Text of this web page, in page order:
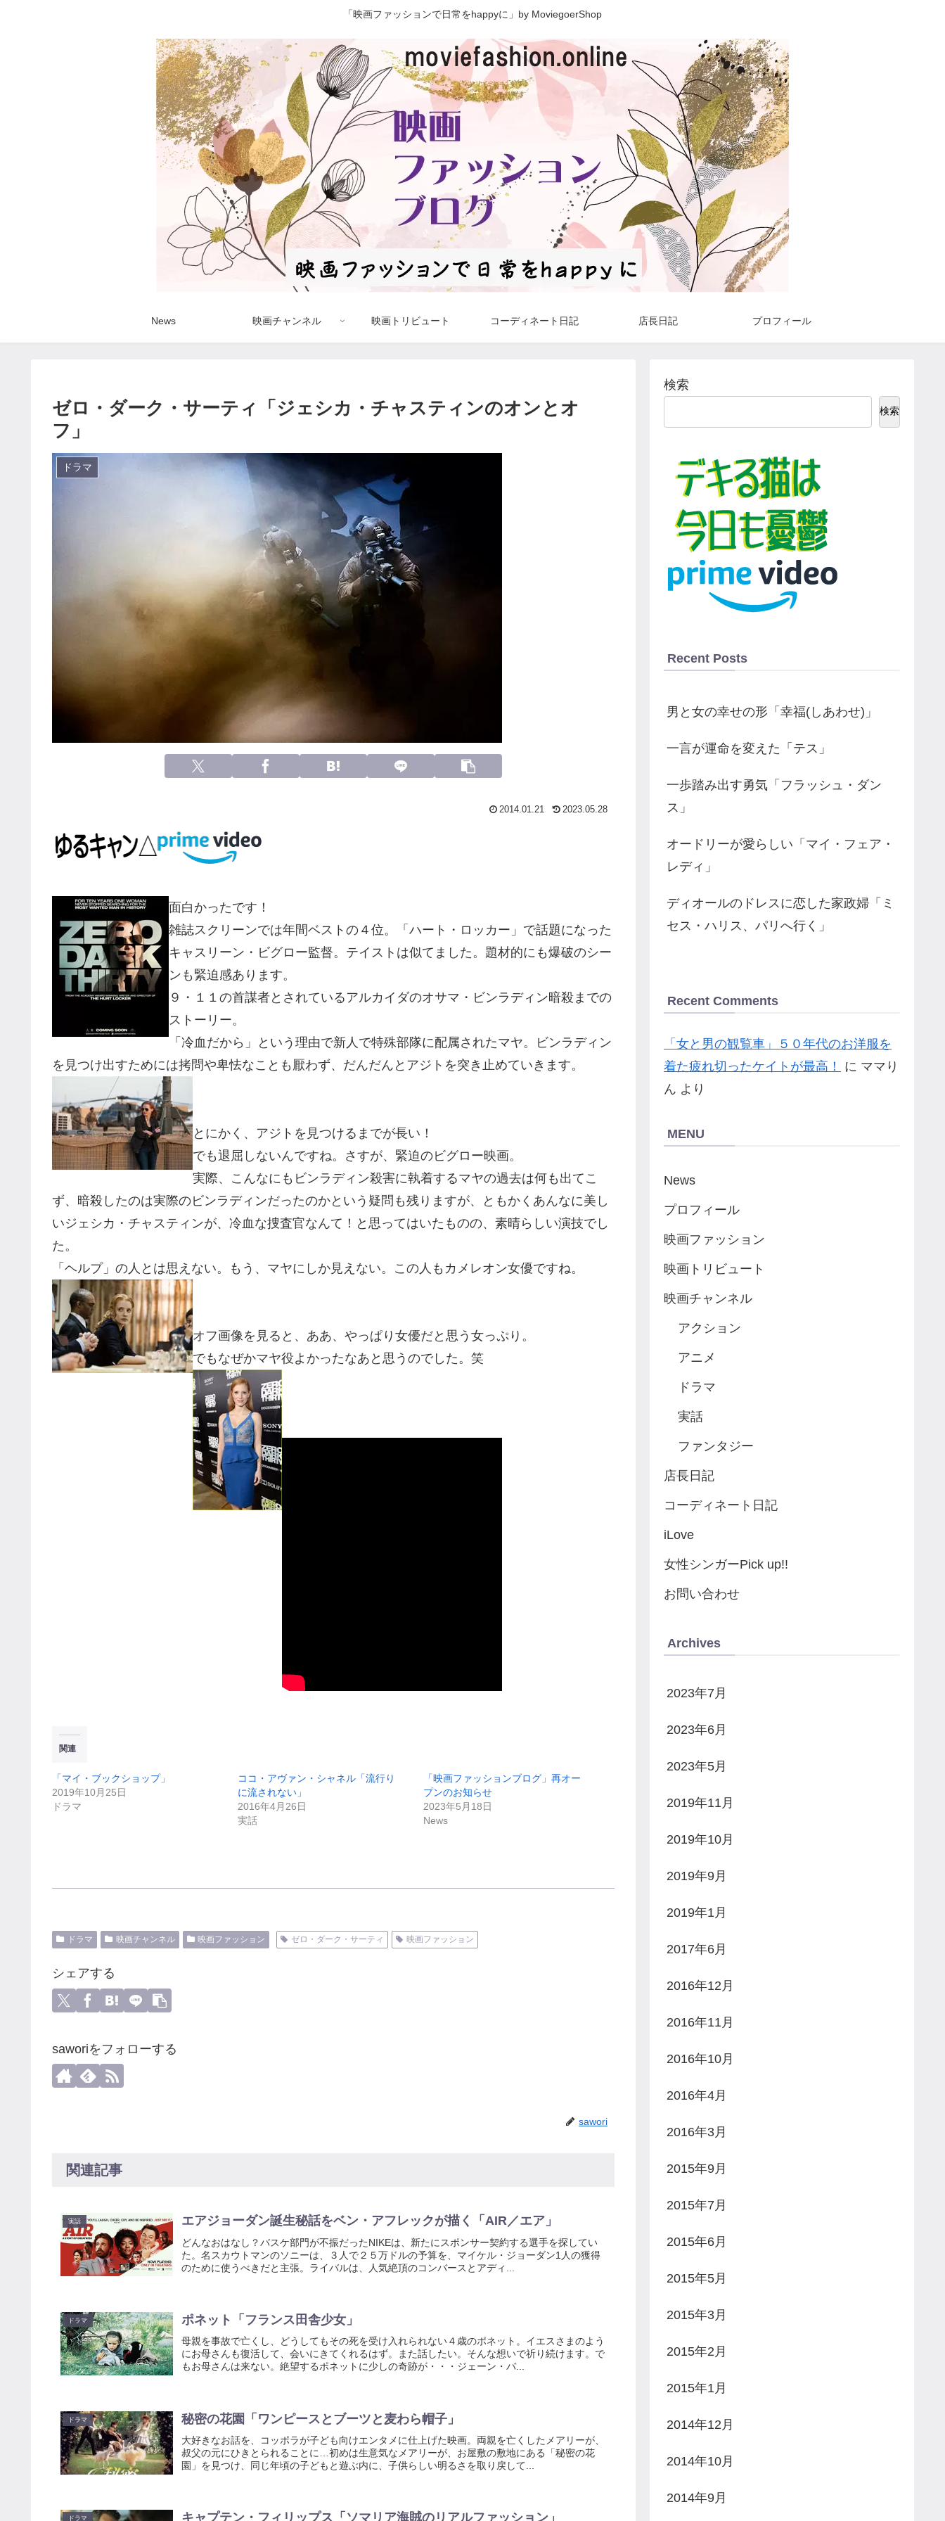
「映画ファッションで日常をhappyに」by MoviegoerShop
News 映画チャンネル 映画トリビュート コーディネート日記 店長日記 プロフィール
ゼロ・ダーク・サーティ「ジェシカ・チャスティンのオンとオ
フ」
ドラマ
2014.01.21 2023.05.28
面白かったです！
雑誌スクリーンでは年間ベストの４位。「ハート・ロッカー」で話題になった
キャスリーン・ビグロー監督。テイストは似てました。題材的にも爆破のシー
ンも緊迫感あります。
９・１１の首謀者とされているアルカイダのオサマ・ビンラディン暗殺までの
ストーリー。
「冷血だから」という理由で新人で特殊部隊に配属されたマヤ。ビンラディン
を見つけ出すためには拷問や卑怯なことも厭わず、だんだんとアジトを突き止めていきます。
とにかく、アジトを見つけるまでが長い！
でも退屈しないんですね。さすが、緊迫のビグロー映画。
実際、こんなにもビンラディン殺害に執着するマヤの過去は何も出てこ
ず、暗殺したのは実際のビンラディンだったのかという疑問も残りますが、ともかくあんなに美し
いジェシカ・チャスティンが、冷血な捜査官なんて！と思ってはいたものの、素晴らしい演技でし
た。
「ヘルプ」の人とは思えない。もう、マヤにしか見えない。この人もカメレオン女優ですね。
オフ画像を見ると、ああ、やっぱり女優だと思う女っぷり。
でもなぜかマヤ役よかったなあと思うのでした。笑
関連
「マイ・ブックショップ」
2019年10月25日
ドラマ
ココ・アヴァン・シャネル「流行り
に流されない」
2016年4月26日
実話
「映画ファッションブログ」再オー
プンのお知らせ
2023年5月18日
News
ドラマ 映画チャンネル 映画ファッション ゼロ・ダーク・サーティ 映画ファッション
シェアする
saworiをフォローする
sawori
関連記事
実話 エアジョーダン誕生秘話をベン・アフレックが描く「AIR／エア」
どんなおはなし？バスケ部門が不振だったNIKEは、新たにスポンサー契約する選手を探してい
た。名スカウトマンのソニーは、３人で２５万ドルの予算を、マイケル・ジョーダン1人の獲得
のために使うべきだと主張。ライバルは、人気絶頂のコンバースとアディ...
ドラマ ポネット「フランス田舎少女」
母親を事故で亡くし、どうしてもその死を受け入れられない４歳のポネット。イエスさまのよう
にお母さんも復活して、会いにきてくれるはず。また話したい。そんな想いで祈り続けます。で
もお母さんは来ない。絶望するポネットに少しの奇跡が・・・ジェーン・バ...
ドラマ 秘密の花園「ワンピースとブーツと麦わら帽子」
大好きなお話を、コッポラが子ども向けエンタメに仕上げた映画。両親を亡くしたメアリーが、
叔父の元にひきとられることに…初めは生意気なメアリーが、お屋敷の敷地にある「秘密の花
園」を見つけ、同じ年頃の子どもと遊ぶ内に、子供らしい明るさを取り戻して...
ドラマ キャプテン・フィリップス「ソマリア海賊のリアルファッション」
検索
検索
Recent Posts
男と女の幸せの形「幸福(しあわせ)」
一言が運命を変えた「テス」
一歩踏み出す勇気「フラッシュ・ダン
ス」
オードリーが愛らしい「マイ・フェア・
レディ」
ディオールのドレスに恋した家政婦「ミ
セス・ハリス、パリへ行く」
Recent Comments
「女と男の観覧車」５０年代のお洋服を
着た疲れ切ったケイトが最高！
に ママり
ん より
MENU
News
プロフィール
映画ファッション
映画トリビュート
映画チャンネル
アクション
アニメ
ドラマ
実話
ファンタジー
店長日記
コーディネート日記
iLove
女性シンガーPick up!!
お問い合わせ
Archives
2023年7月
2023年6月
2023年5月
2019年11月
2019年10月
2019年9月
2019年1月
2017年6月
2016年12月
2016年11月
2016年10月
2016年4月
2016年3月
2015年9月
2015年7月
2015年6月
2015年5月
2015年3月
2015年2月
2015年1月
2014年12月
2014年10月
2014年9月